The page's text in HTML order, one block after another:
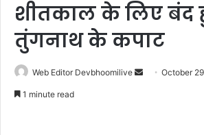
शीतकाल के लिए बंद
तुंगनाथ के कपाट
Web Editor Devbhoomilive
SendOctober
1 minute read